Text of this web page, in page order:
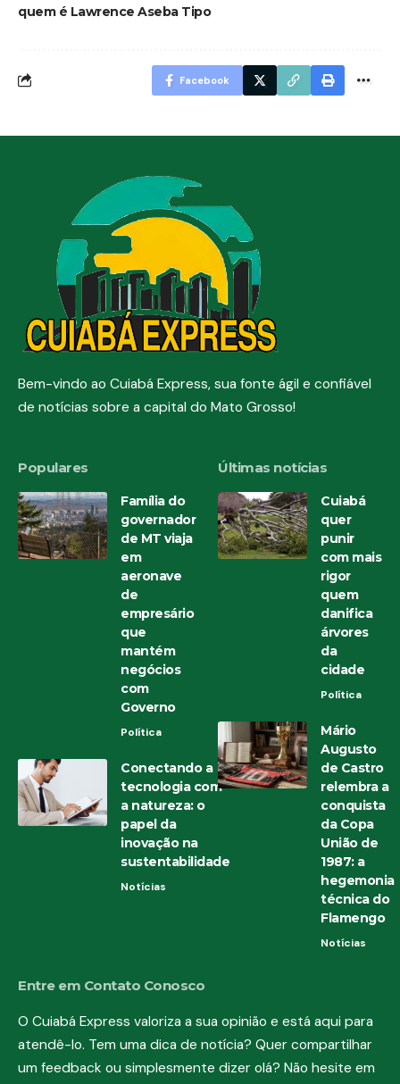
quem é Lawrence Aseba Tipo
Facebook
Bem-vindo ao Cuiabá Express, sua fonte ágil e confiável
de notícias sobre a capital do Mato Grosso!
Populares
Família do
governador
de MT viaja
em
aeronave
de
empresário
que
mantém
negócios
com
Governo
Política
Conectando a
tecnologia com
a natureza: o
papel da
inovação na
sustentabilidade
Notícias
Últimas notícias
Cuiabá
quer
punir
com mais
rigor
quem
danifica
árvores
da
cidade
Política
Mário
Augusto
de Castro
relembra a
conquista
da Copa
União de
1987: a
hegemonia
técnica do
Flamengo
Notícias
Entre em Contato Conosco
O Cuiabá Express valoriza a sua opinião e está aqui para
atendê-lo. Tem uma dica de notícia? Quer compartilhar
um feedback ou simplesmente dizer olá? Não hesite em